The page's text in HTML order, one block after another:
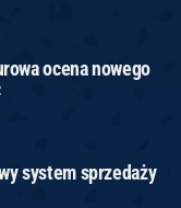
ocena nowego
system sprzedaży